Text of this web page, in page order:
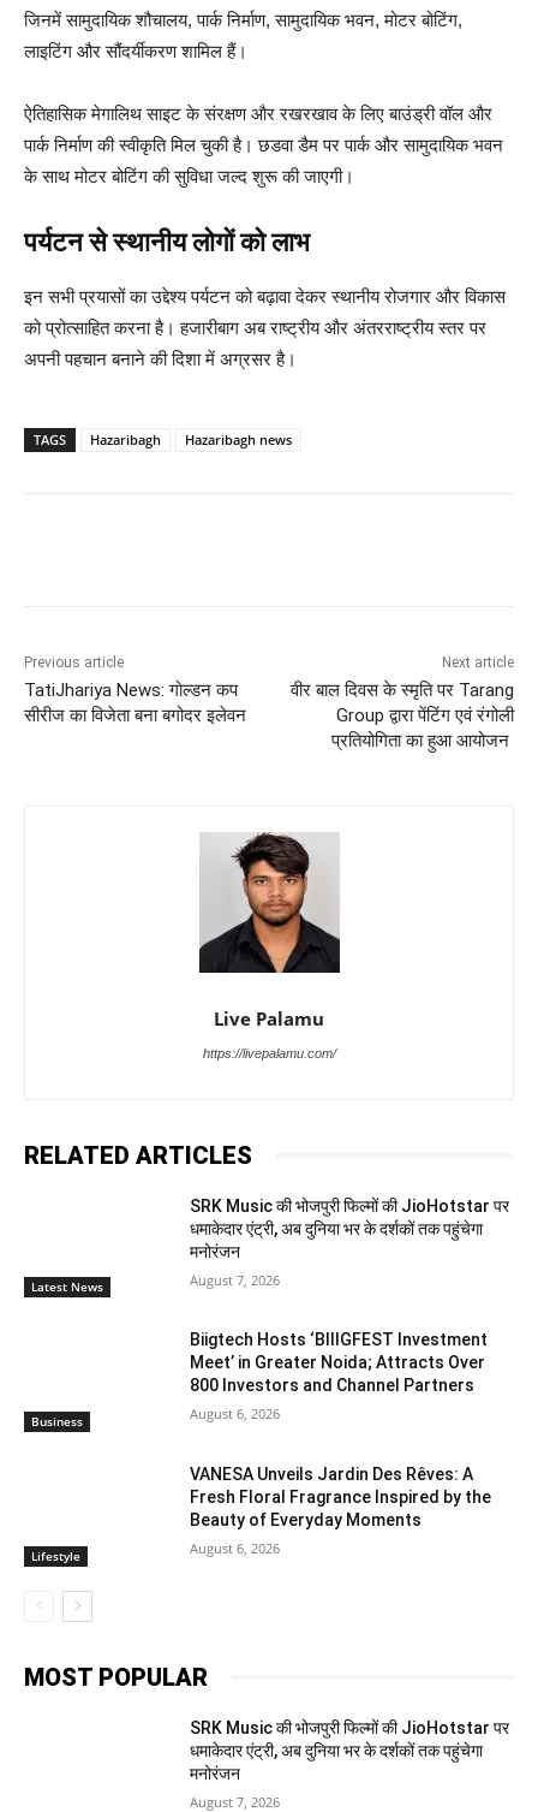
जिनमें सामुदायिक शौचालय, पार्क निर्माण, सामुदायिक भवन, मोटर बोटिंग,
लाइटिंग और सौंदर्यीकरण शामिल हैं।
ऐतिहासिक मेगालिथ साइट के संरक्षण और रखरखाव के लिए बाउंड्री वॉल और
पार्क निर्माण की स्वीकृति मिल चुकी है। छडवा डैम पर पार्क और सामुदायिक भवन
के साथ मोटर बोटिंग की सुविधा जल्द शुरू की जाएगी।
पर्यटन से स्थानीय लोगों को लाभ
इन सभी प्रयासों का उद्देश्य पर्यटन को बढ़ावा देकर स्थानीय रोजगार और विकास
को प्रोत्साहित करना है। हजारीबाग अब राष्ट्रीय और अंतरराष्ट्रीय स्तर पर
अपनी पहचान बनाने की दिशा में अग्रसर है।
TAGS Hazaribagh Hazaribagh news
Previous article
TatiJhariya News: गोल्डन कप
सीरीज का विजेता बना बगोदर इलेवन
Next article
वीर बाल दिवस के स्मृति पर Tarang
Group द्वारा पेंटिंग एवं रंगोली
प्रतियोगिता का हुआ आयोजन
Live Palamu
https://livepalamu.com/
RELATED ARTICLES
Latest News
SRK Music की भोजपुरी फिल्मों की JioHotstar पर
धमाकेदार एंट्री, अब दुनिया भर के दर्शकों तक पहुंचेगा
मनोरंजन
August 7, 2026
Business
Biigtech Hosts ‘BIIIGFEST Investment
Meet’ in Greater Noida; Attracts Over
800 Investors and Channel Partners
August 6, 2026
Lifestyle
VANESA Unveils Jardin Des Rêves: A
Fresh Floral Fragrance Inspired by the
Beauty of Everyday Moments
August 6, 2026
MOST POPULAR
SRK Music की भोजपुरी फिल्मों की JioHotstar पर
धमाकेदार एंट्री, अब दुनिया भर के दर्शकों तक पहुंचेगा
मनोरंजन
August 7, 2026